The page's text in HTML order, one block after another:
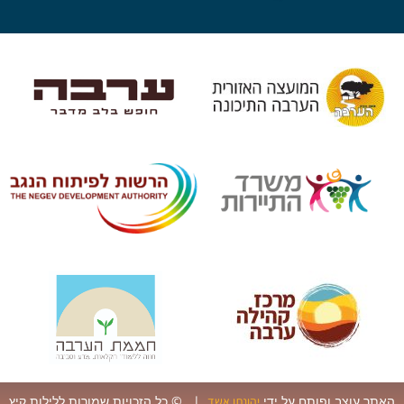
עוצב ופותח על ידי | © כל הזכויות שמורות ללילות קיץ